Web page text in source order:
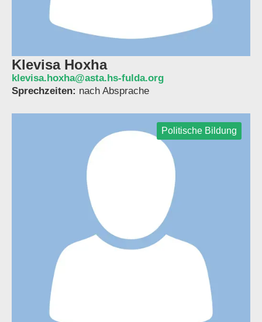
Klevisa Hoxha
klevisa.hoxha@asta.hs-fulda.org
Sprechzeiten: nach Absprache
Politische Bildung